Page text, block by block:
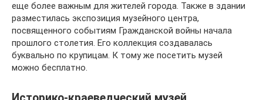
еще более важным для жителей города. Также в здании
разместилась экспозиция музейного центра,
посвященного событиям Гражданской войны начала
прошлого столетия. Его коллекция создавалась
буквально по крупицам. К тому же посетить музей
можно бесплатно.